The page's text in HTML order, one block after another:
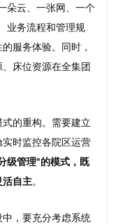
朵云、一张网、一个
业务流程和管理规
服务体验。同时，
床位资源在全集团
的重构。需要建立
时监控各院区运营
级管理"的模式，既
活自主。
，要充分考虑系统